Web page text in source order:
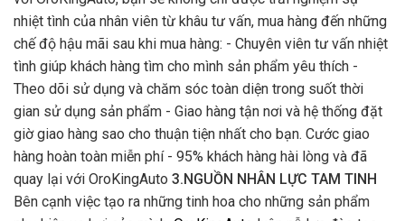
nhiệt tình của nhân viên từ khâu tư vấn, mua hàng đến những
chế độ hậu mãi sau khi mua hàng: - Chuyên viên tư vấn nhiệt
tình giúp khách hàng tìm cho mình sản phẩm yêu thích -
Theo dõi sử dụng và chăm sóc toàn diện trong suốt thời
gian sử dụng sản phẩm - Giao hàng tận nơi và hệ thống đặt
giờ giao hàng sao cho thuận tiện nhất cho bạn. Cước giao
hàng hoàn toàn miễn phí - 95% khách hàng hài lòng và đã
quay lại với OroKingAuto 3.NGUỒN NHÂN LỰC TAM TINH
Bên cạnh việc tạo ra những tinh hoa cho những sản phẩm